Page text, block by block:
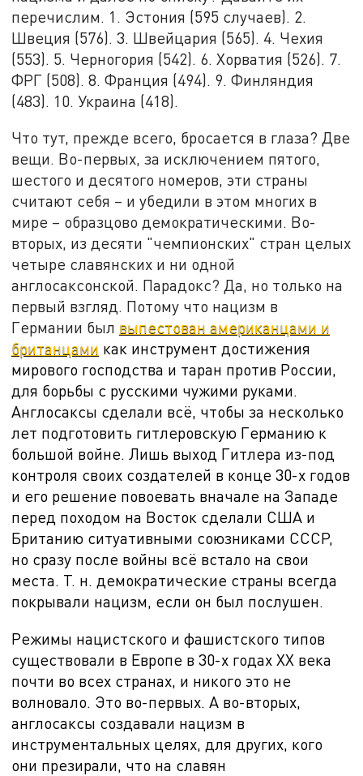
перечислим. 1. Эстония (595 случаев). 2.
Швеция (576). 3. Швейцария (565). 4. Чехия
(553). 5. Черногория (542). 6. Хорватия (526). 7.
ФРГ (508). 8. Франция (494). 9. Финляндия
(483). 10. Украина (418).
Что тут, прежде всего, бросается в глаза? Две
вещи. Во-первых, за исключением пятого,
шестого и десятого номеров, эти страны
считают себя – и убедили в этом многих в
мире – образцово демократическими. Во-
вторых, из десяти "чемпионских" стран целых
четыре славянских и ни одной
англосаксонской. Парадокс? Да, но только на
первый взгляд. Потому что нацизм в
Германии был выпестован американцами и
британцами как инструмент достижения
мирового господства и таран против России,
для борьбы с русскими чужими руками.
Англосаксы сделали всё, чтобы за несколько
лет подготовить гитлеровскую Германию к
большой войне. Лишь выход Гитлера из-под
контроля своих создателей в конце 30-х годов
и его решение повоевать вначале на Западе
перед походом на Восток сделали США и
Британию ситуативными союзниками СССР,
но сразу после войны всё встало на свои
места. Т. н. демократические страны всегда
покрывали нацизм, если он был послушен.
Режимы нацистского и фашистского типов
существовали в Европе в 30-х годах ХХ века
почти во всех странах, и никого это не
волновало. Это во-первых. А во-вторых,
англосаксы создавали нацизм в
инструментальных целях, для других, кого
они презирали, что на славян